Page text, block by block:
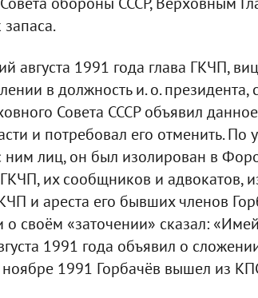
августа 1991 года глава ГКЧП,
в должность и. о. президента,
Совета СССР объявил
и потребовал его отменить.
ним лиц, он был изолирован в
их сообщников и адвокатов,
и ареста его бывших членов
своём «заточении» сказал:
1991 года объявил о
1991 Горбачёв вышел из